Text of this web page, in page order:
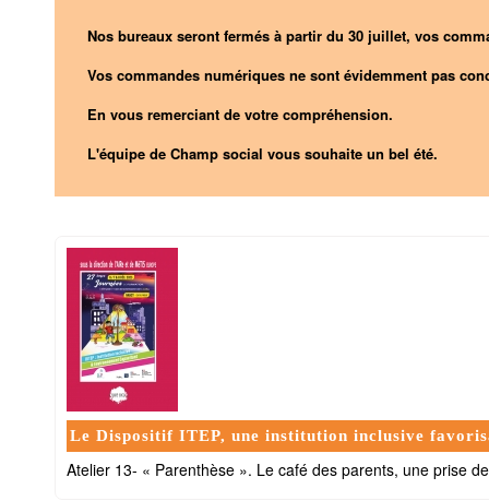
Nos bureaux seront fermés à partir du 30 juillet, vos
Vos commandes numériques ne sont évidemment pas
En vous remerciant de votre compréhension.
L'équipe de Champ social vous souhaite un bel été.
Le Dispositif ITEP, une institution inclusive
Atelier 13- « Parenthèse ». Le café des parents, une prise